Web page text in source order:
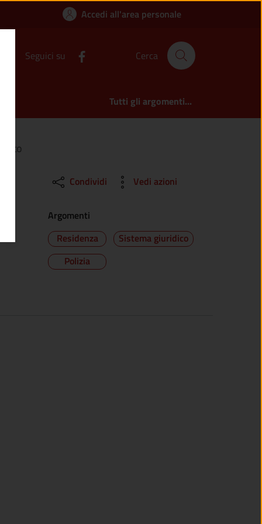
| Comune di Vione
Accedi all'area personale
Seguici su Cerca
Tutti gli argomenti...
Condividi Vedi azioni
Argomenti
Residenza
Sistema giuridico
Polizia